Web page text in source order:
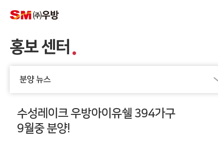
홍보 센터
분양 뉴스
수성레이크 우방아이유쉘 394가구
9월중 분양!